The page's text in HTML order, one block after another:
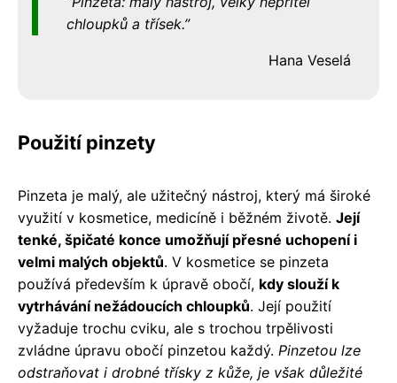
chloupků a třísek.
Hana Veselá
Použití pinzety
Pinzeta je malý, ale užitečný nástroj, který má široké
využití v kosmetice, medicíně i běžném životě. Její
tenké, špičaté konce umožňují přesné uchopení i
velmi malých objektů. V kosmetice se pinzeta
používá především k úpravě obočí, kdy slouží k
vytrhávání nežádoucích chloupků. Její použití
vyžaduje trochu cviku, ale s trochou trpělivosti
zvládne úpravu obočí pinzetou každý. Pinzetou lze
odstraňovat i drobné třísky z kůže, je však důležité